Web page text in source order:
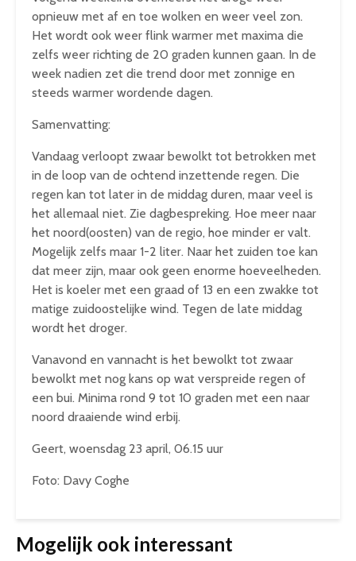
opnieuw met af en toe wolken en weer veel zon.
Het wordt ook weer flink warmer met maxima die
zelfs weer richting de 20 graden kunnen gaan. In de
week nadien zet die trend door met zonnige en
steeds warmer wordende dagen.
Samenvatting:
Vandaag verloopt zwaar bewolkt tot betrokken met
in de loop van de ochtend inzettende regen. Die
regen kan tot later in de middag duren, maar veel is
het allemaal niet. Zie dagbespreking. Hoe meer naar
het noord(oosten) van de regio, hoe minder er valt.
Mogelijk zelfs maar 1-2 liter. Naar het zuiden toe kan
dat meer zijn, maar ook geen enorme hoeveelheden.
Het is koeler met een graad of 13 en een zwakke tot
matige zuidoostelijke wind. Tegen de late middag
wordt het droger.
Vanavond en vannacht is het bewolkt tot zwaar
bewolkt met nog kans op wat verspreide regen of
een bui. Minima rond 9 tot 10 graden met een naar
noord draaiende wind erbij.
Geert, woensdag 23 april, 06.15 uur
Foto: Davy Coghe
Mogelijk ook interessant